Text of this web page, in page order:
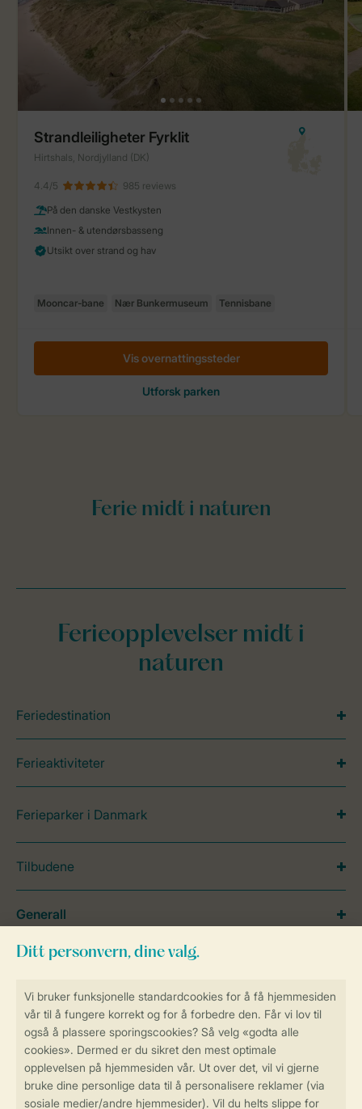
Sikker og rask online booking
Sikker datahåndtering
Ferieopplevelser midt i
naturen
Feriedestination
Ferieaktiviteter
Ferieparker i Danmark
Tilbudene
Generall
Service
Betalingsmuligheder